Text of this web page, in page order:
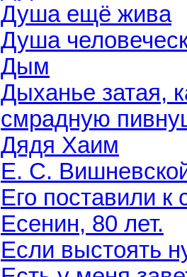
Душа ещё жива
Душа
Дым
Дыханье затая,
смрадную
Дядя Хаим
Е. С.
Его поставили к
Есенин, 80 лет.
Если выстоять